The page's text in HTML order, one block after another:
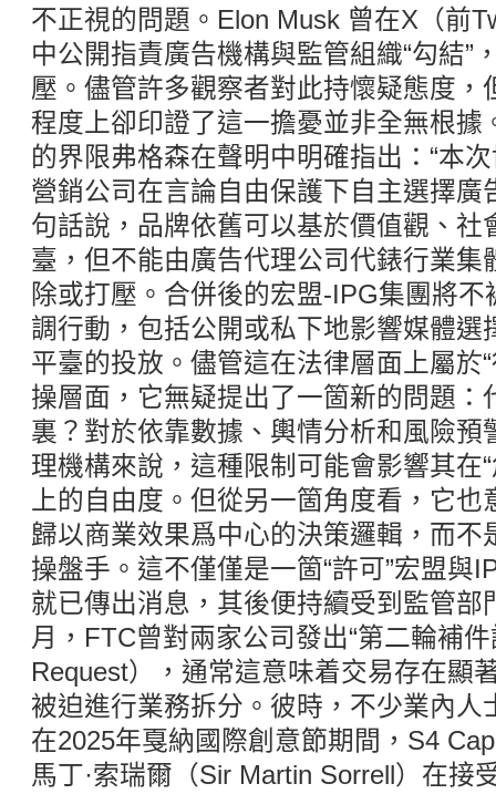
不正視的問題。Elon Musk 曾在X（前
中公開指責廣告機構與監管組織“勾結”
壓。儘管許多觀察者對此持懷疑態度，
程度上卻印證了這一擔憂並非全無根據
的界限弗格森在聲明中明確指出：“本
營銷公司在言論自由保護下自主選擇廣
句話說，品牌依舊可以基於價值觀、社
臺，但不能由廣告代理公司代錶行業集
除或打壓。合併後的宏盟-IPG集團將
調行動，包括公開或私下地影響媒體選
平臺的投放。儘管這在法律層面上屬於
操層面，它無疑提出了一箇新的問題：
裏？對於依靠數據、輿情分析和風險預
理機構來說，這種限制可能會影響其在“
上的自由度。但從另一箇角度看，它
歸以商業效果爲中心的決策邏輯，而不
操盤手。這不僅僅是一箇“許可”宏盟與
就已傳出消息，其後便持續受到監管部
月，FTC曾對兩家公司發出“第二輪補
Request），通常這意味着交易存在顯
被迫進行業務拆分。彼時，不少業內人
在2025年戛納國際創意節期間，S4
馬丁·索瑞爾（Sir Martin Sorrell）在接